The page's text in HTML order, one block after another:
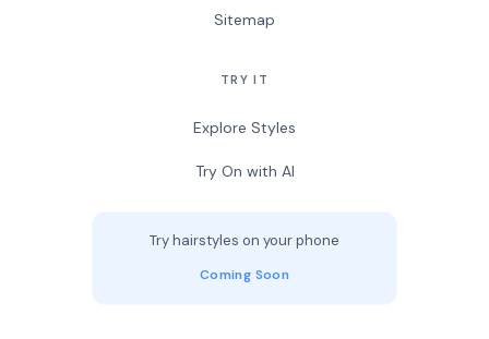
Sitemap
TRY IT
Explore Styles
Try On with AI
Try hairstyles on your phone
Coming Soon